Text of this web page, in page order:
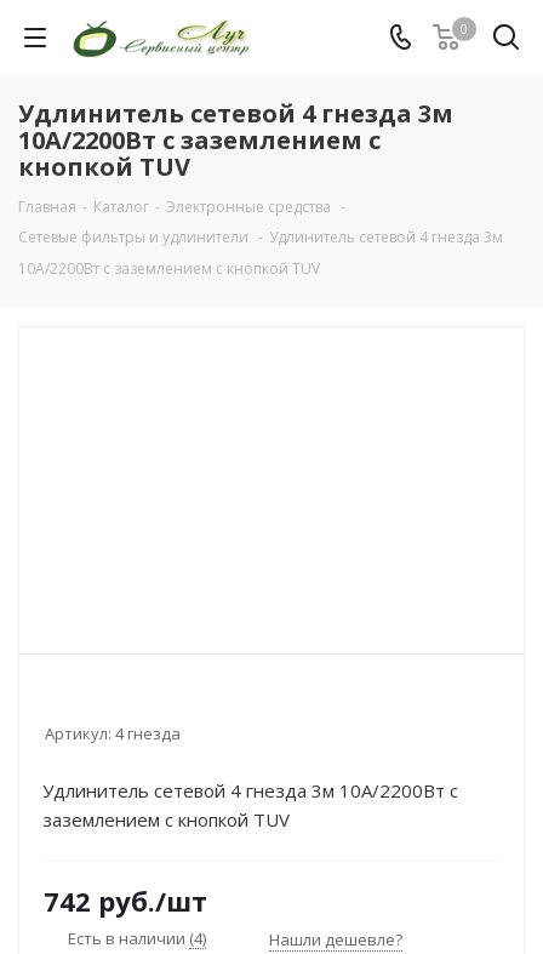
0
Удлинитель сетевой 4 гнезда 3м
10A/2200Вт с заземлением с
кнопкой TUV
Главная - Каталог - Электронные средства -
Сетевые фильтры и удлинители - Удлинитель сетевой 4 гнезда 3м
10A/2200Вт с заземлением с кнопкой TUV
Артикул: 4 гнезда
Удлинитель сетевой 4 гнезда 3м 10A/2200Вт с
заземлением с кнопкой TUV
742 руб./шт
Есть в наличии (4) Нашли дешевле?